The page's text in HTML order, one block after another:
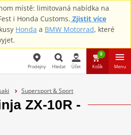
místě: limitovaná nabídka na
i Honda Customs. Zjistit více
Honda a BMW Motorrad, které
Prodejny Hledat Účet
0
Košík Menu
Supersport & Sport
ZX-10R -